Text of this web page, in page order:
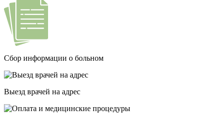
Сбор информации о больном
Выезд врачей на адрес